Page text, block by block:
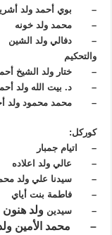
– بوي أحمد
– محمد
– دفالي ولد
والتحكيم
– ختار ولد
– د. بيت الله
– محمد محمود ولد
كوركل:
– اتيام
– عالي ولد
– سيدنا علي
– فاطمة بنت
– سيدين
– محمد الأمين